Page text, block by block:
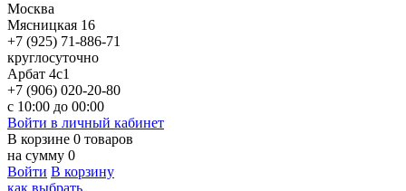
Москва
Мясницкая 16
+7 (925) 71-886-71
круглосуточно
Арбат 4с1
+7 (906) 020-20-80
с 10:00 до 00:00
Войти в личный кабинет
В корзине 0 товаров
на сумму 0
Войти В корзину
как выбрать